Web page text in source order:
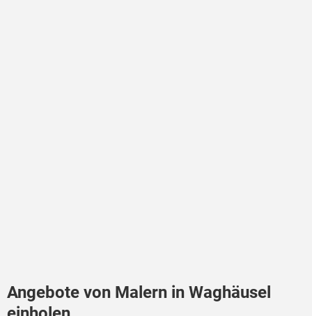
Angebote von Malern in Waghäusel